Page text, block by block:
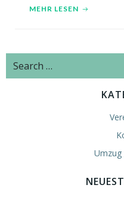
MEHR LESEN
Search
Umzug